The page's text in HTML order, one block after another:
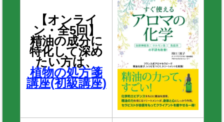
【オンライ
ン・全5回】
精油の成分に
特化して深め
たい方は、
植物の処方箋
講座(初級講座)